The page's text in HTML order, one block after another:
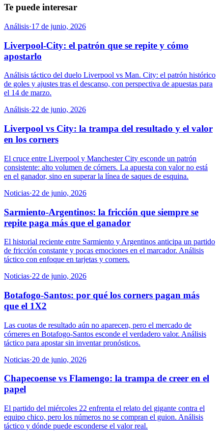
Te puede interesar
Análisis·17 de junio, 2026
Liverpool-City: el patrón que se repite y cómo
apostarlo
Análisis táctico del duelo Liverpool vs Man. City: el patrón histórico
de goles y ajustes tras el descanso, con perspectiva de apuestas para
el 14 de marzo.
Análisis·22 de junio, 2026
Liverpool vs City: la trampa del resultado y el valor
en los corners
El cruce entre Liverpool y Manchester City esconde un patrón
consistente: alto volumen de córners. La apuesta con valor no está
en el ganador, sino en superar la línea de saques de esquina.
Noticias·22 de junio, 2026
Sarmiento-Argentinos: la fricción que siempre se
repite paga más que el ganador
El historial reciente entre Sarmiento y Argentinos anticipa un partido
de fricción constante y pocas emociones en el marcador. Análisis
táctico con enfoque en tarjetas y corners.
Noticias·22 de junio, 2026
Botafogo-Santos: por qué los corners pagan más
que el 1X2
Las cuotas de resultado aún no aparecen, pero el mercado de
córneres en Botafogo-Santos esconde el verdadero valor. Análisis
táctico para apostar sin inventar pronósticos.
Noticias·20 de junio, 2026
Chapecoense vs Flamengo: la trampa de creer en el
papel
El partido del miércoles 22 enfrenta el relato del gigante contra el
equipo chico, pero los números no se compran el guion. Análisis
táctico y dónde puede esconderse el valor real.